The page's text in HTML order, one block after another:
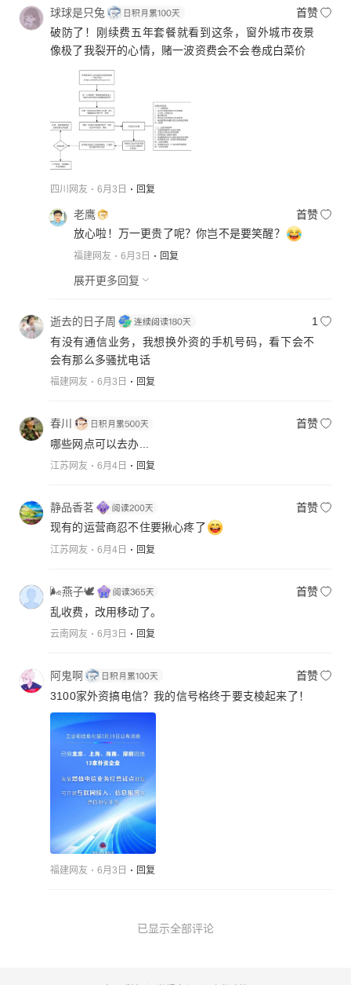
球球是只兔
首赞
破防了！刚续费五年套餐就看到这条，窗外城市夜景
像极了我裂开的心情，赌一波资费会不会卷成白菜价
四川网友 6月3日 回复
老鹰
首赞
放心啦！万一更贵了呢？你岂不是要笑醒？
福建网友 6月3日 回复
展开更多回复
逝去的日子周
1
有没有通信业务，我想换外资的手机号码，看下会不
会有那么多骚扰电话
福建网友 6月3日 回复
春川
首赞
哪些网点可以去办...
江苏网友 6月4日 回复
静品香茗
首赞
现有的运营商忍不住要揪心疼了
江苏网友 6月4日 回复
🌬燕子🕊
首赞
乱收费，改用移动了。
云南网友 6月3日 回复
阿鬼啊
首赞
3100家外资搞电信？我的信号格终于要支棱起来了！
福建网友 6月3日 回复
已显示全部评论